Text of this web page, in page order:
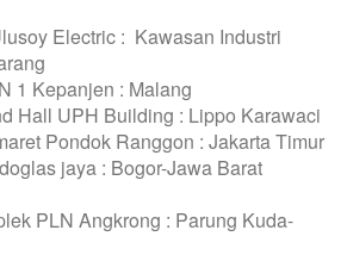
Electric :  Kawasan Industri
1 Kepanjen : Malang
Hall UPH Building : Lippo Karawaci
Pondok Ranggon : Jakarta Timur
jaya : Bogor-Jawa Barat
PLN Angkrong : Parung Kuda-